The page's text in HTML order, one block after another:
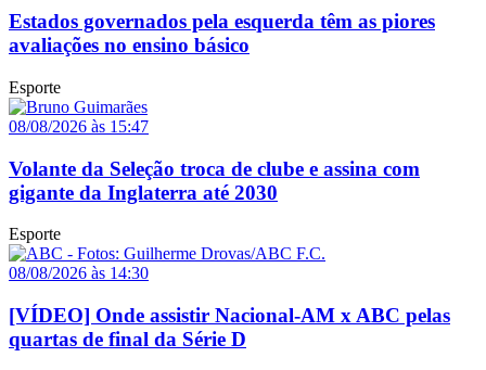
Estados governados pela esquerda têm as piores
avaliações no ensino básico
Esporte
08/08/2026 às 15:47
Volante da Seleção troca de clube e assina com
gigante da Inglaterra até 2030
Esporte
08/08/2026 às 14:30
[VÍDEO] Onde assistir Nacional-AM x ABC pelas
quartas de final da Série D